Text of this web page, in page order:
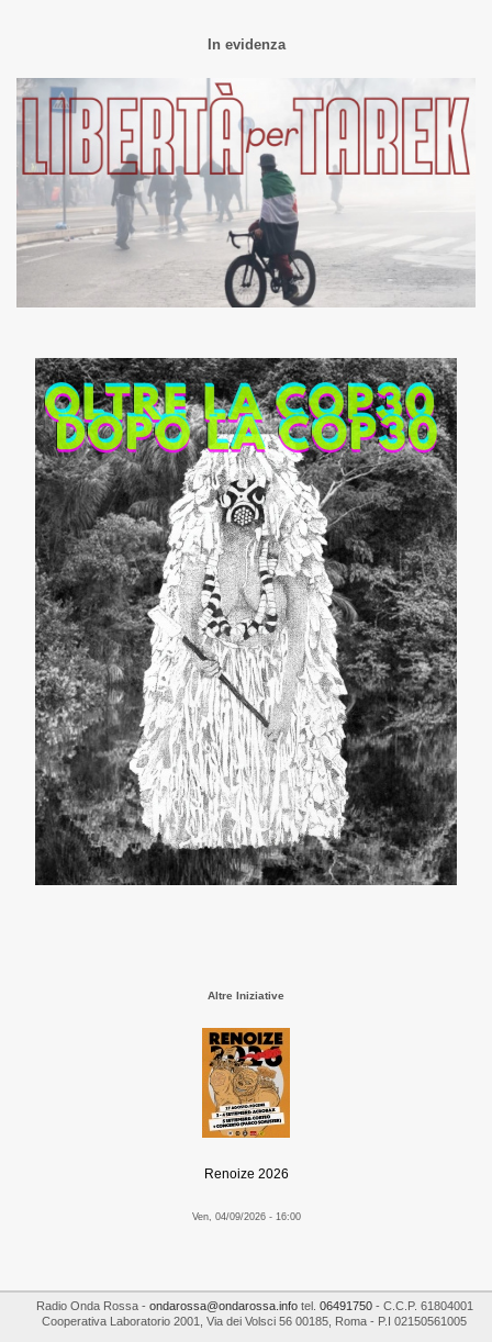
In evidenza
Altre Iniziative
Renoize 2026
Ven, 04/09/2026 - 16:00
Radio Onda Rossa- ondarossa@ondarossa.infotel. 06491750- C.C.P. 61804001
Cooperativa Laboratorio 2001
Via dei Volsci 56 00185 Roma - P.I 02150561005